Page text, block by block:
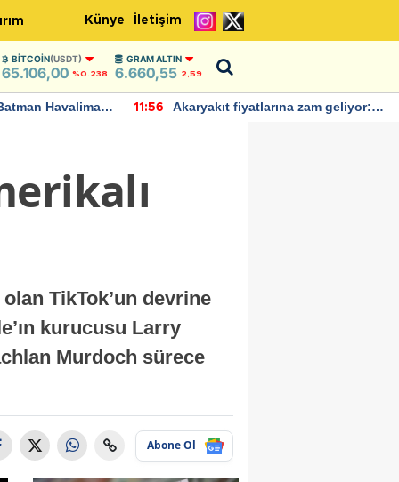
Künye İletişim
BITCOIN(USDT)
65.106,00 %0.238
GRAM ALTIN
6.660,55 2,59
Havalimanı
11:56
Akaryakıt fiyatlarına zam geliyor:
TikTok’un devrine
kurucusu Larry
Murdoch sürece
Abone Ol